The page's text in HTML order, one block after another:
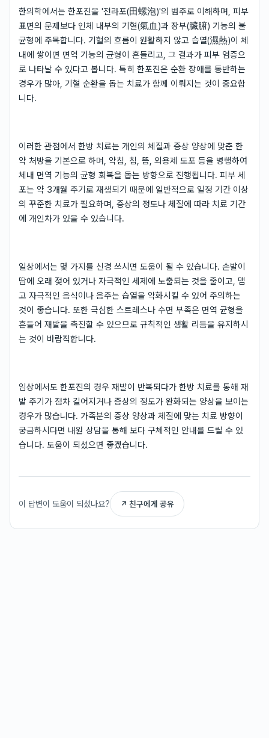
한의학에서는 한포진을 '전라포(田螺泡)'의 범주로 이해하며, 피부
표면의 문제보다 인체 내부의 기혈(氣血)과 장부(臟腑) 기능의 불
균형에 주목합니다. 기혈의 흐름이 원활하지 않고 습열(濕熱)이 체
내에 쌓이면 면역 기능의 균형이 흔들리고, 그 결과가 피부 염증으
로 나타날 수 있다고 봅니다. 특히 한포진은 순환 장애를 동반하는
경우가 많아, 기혈 순환을 돕는 치료가 함께 이뤄지는 것이 중요합
니다.
이러한 관점에서 한방 치료는 개인의 체질과 증상 양상에 맞춘 한
약 처방을 기본으로 하며, 약침, 침, 뜸, 외용제 도포 등을 병행하여
체내 면역 기능의 균형 회복을 돕는 방향으로 진행됩니다. 피부 세
포는 약 3개월 주기로 재생되기 때문에 일반적으로 일정 기간 이상
의 꾸준한 치료가 필요하며, 증상의 정도나 체질에 따라 치료 기간
에 개인차가 있을 수 있습니다.
일상에서는 몇 가지를 신경 쓰시면 도움이 될 수 있습니다. 손발이
땀에 오래 젖어 있거나 자극적인 세제에 노출되는 것을 줄이고, 맵
고 자극적인 음식이나 음주는 습열을 악화시킬 수 있어 주의하는
것이 좋습니다. 또한 극심한 스트레스나 수면 부족은 면역 균형을
흔들어 재발을 촉진할 수 있으므로 규칙적인 생활 리듬을 유지하시
는 것이 바람직합니다.
임상에서도 한포진의 경우 재발이 반복되다가 한방 치료를 통해 재
발 주기가 점차 길어지거나 증상의 정도가 완화되는 양상을 보이는
경우가 많습니다. 가족분의 증상 양상과 체질에 맞는 치료 방향이
궁금하시다면 내원 상담을 통해 보다 구체적인 안내를 드릴 수 있
습니다. 도움이 되셨으면 좋겠습니다.
이 답변이 도움이 되셨나요? ↗ 친구에게 공유